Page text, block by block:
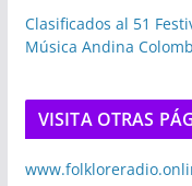
Clasificados al 51
Música Andina
VISITA OTRAS